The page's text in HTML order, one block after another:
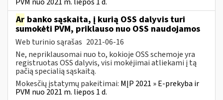
Ar banko sąskaita, į kurią OSS dalyvis turi
sumokėti PVM, priklauso nuo OSS naudojamos
Web turinio sąrašas 2021-06-16
Ne, nepriklausomai nuo to, kokioje OSS schemoje yra
registruotas OSS dalyvis, visi mokėjimai atliekami į tą
pačią specialią sąskaitą.
Mokesčių įstatymų pakeitimai: MĮP 2021 » E-prekyba ir
PVM nuo 2021 m. liepos 1 d.